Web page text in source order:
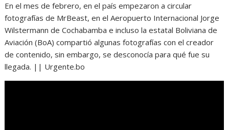
En el mes de febrero, en el país empezaron a circular
fotografías de MrBeast, en el Aeropuerto Internacional Jorge
Wilstermann de Cochabamba e incluso la estatal Boliviana de
Aviación (BoA) compartió algunas fotografías con el creador
de contenido, sin embargo, se desconocía para qué fue su
llegada. || Urgente.bo